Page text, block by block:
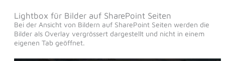
Lightbox für Bilder auf SharePoint Seiten
Bei der Ansicht von Bildern auf SharePoint Seiten werden die
Bilder als Overlay vergrössert dargestellt und nicht in einem
eigenen Tab geöffnet.